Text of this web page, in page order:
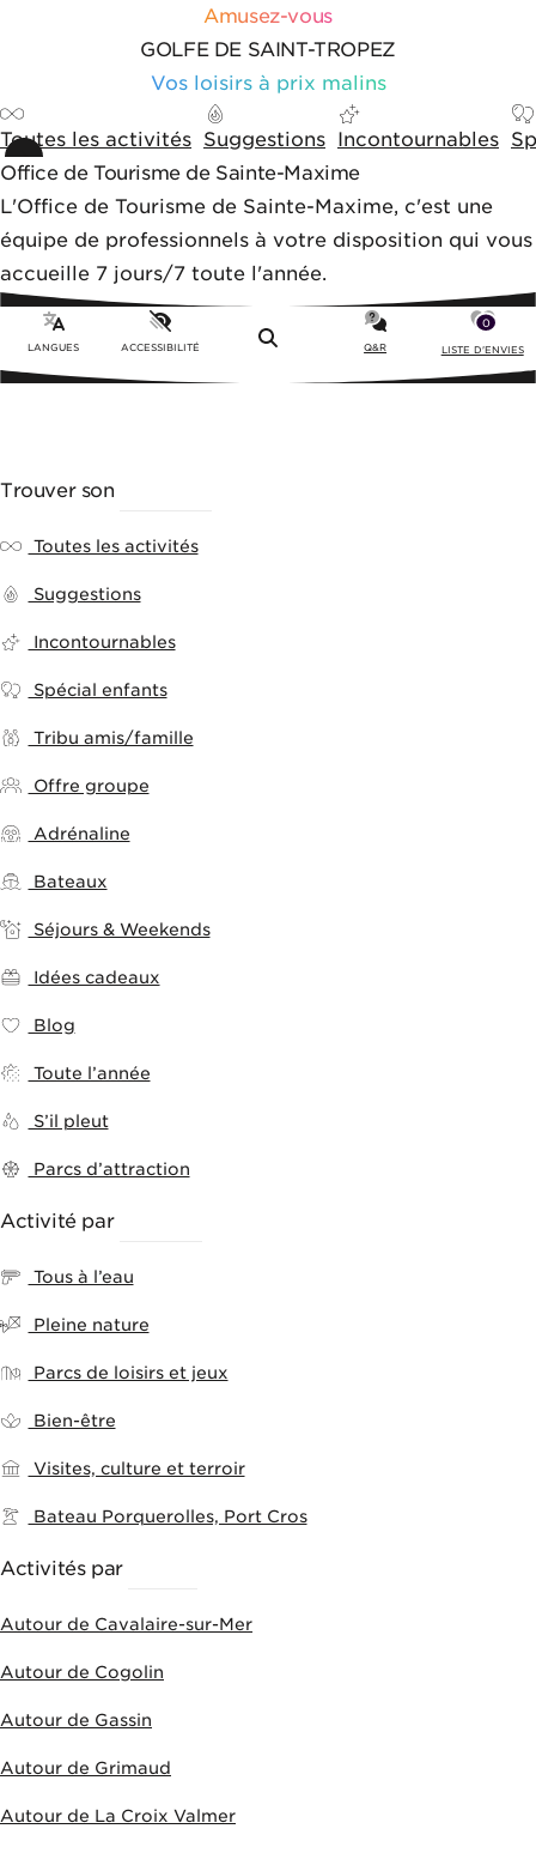
Panneau de gestion des cookies
Aller aux outils de navigation
Amusez-vous
GOLFE DE SAINT-TROPEZ
Vos loisirs à prix malins
Toutes les activités Suggestions Incontournables
Office de Tourisme de Sainte-Maxime
L'Office de Tourisme de Sainte-Maxime, c'est une
équipe de professionnels à votre disposition qui vous
accueille 7 jours/7 toute l'année.
LANGUES ACCESSIBILITÉ Menu Q&R
0
LISTE D'ENVIES
Trouver son
Toutes les activités
Suggestions
Incontournables
Spécial enfants
Tribu amis/famille
Offre groupe
Adrénaline
Bateaux
Séjours & Weekends
Idées cadeaux
Blog
Toute l’année
S’il pleut
Parcs d’attraction
Activité par
Tous à l’eau
Pleine nature
Parcs de loisirs et jeux
Bien-être
Visites, culture et terroir
Bateau Porquerolles, Port Cros
Activités par
Autour de Cavalaire-sur-Mer
Autour de Cogolin
Autour de Gassin
Autour de Grimaud
Autour de La Croix Valmer